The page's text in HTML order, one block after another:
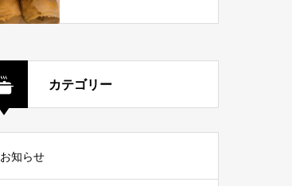
カテゴリー
お知らせ